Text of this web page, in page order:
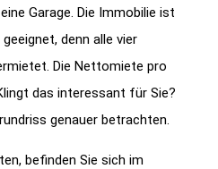
Garage. Die Immobilie ist
denn alle vier
Die Nettomiete pro
das interessant für Sie?
genauer betrachten.
befinden Sie sich im